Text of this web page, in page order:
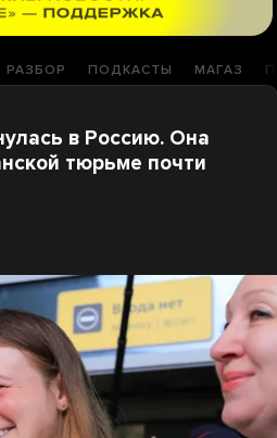
РАЗБОР ПОДКАСТЫ МАГАЗ
в Россию. Она
тюрьме почти